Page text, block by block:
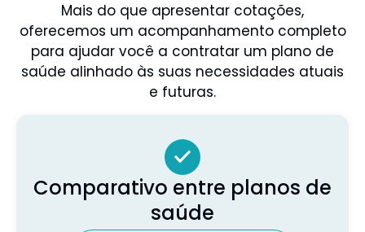
Mais do que apresentar cotações,
oferecemos um acompanhamento completo
para ajudar você a contratar um plano de
saúde alinhado às suas necessidades atuais
e futuras.
Comparativo entre planos de
saúde